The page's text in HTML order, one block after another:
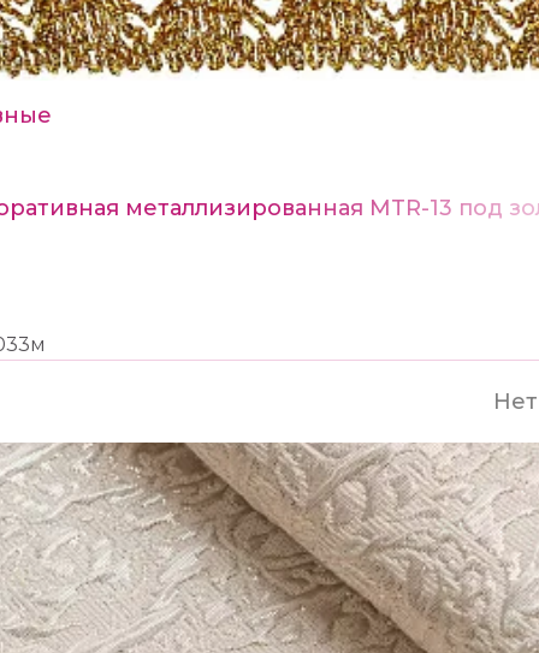
металлизированная MTR-13 под